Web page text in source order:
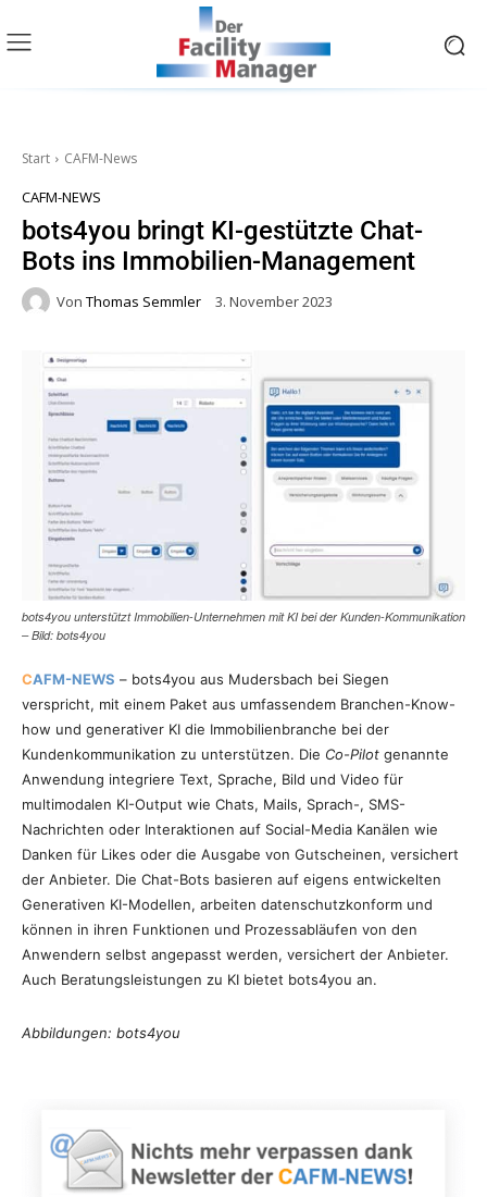
Start CAFM-News
CAFM-NEWS
bots4you bringt KI-gestützte Chat-
Bots ins Immobilien-Management
Von Thomas Semmler 3. November 2023
bots4you unterstützt Immobilien-Unternehmen mit KI bei der Kunden-Kommunikation
– Bild: bots4you
CAFM-NEWS – bots4you aus Mudersbach bei Siegen
verspricht, mit einem Paket aus umfassendem Branchen-Know-
how und generativer KI die Immobilienbranche bei der
Kundenkommunikation zu unterstützen. Die Co-Pilot genannte
Anwendung integriere Text, Sprache, Bild und Video für
multimodalen KI-Output wie Chats, Mails, Sprach-, SMS-
Nachrichten oder Interaktionen auf Social-Media Kanälen wie
Danken für Likes oder die Ausgabe von Gutscheinen, versichert
der Anbieter. Die Chat-Bots basieren auf eigens entwickelten
Generativen KI-Modellen, arbeiten datenschutzkonform und
können in ihren Funktionen und Prozessabläufen von den
Anwendern selbst angepasst werden, versichert der Anbieter.
Auch Beratungsleistungen zu KI bietet bots4you an.
Abbildungen: bots4you